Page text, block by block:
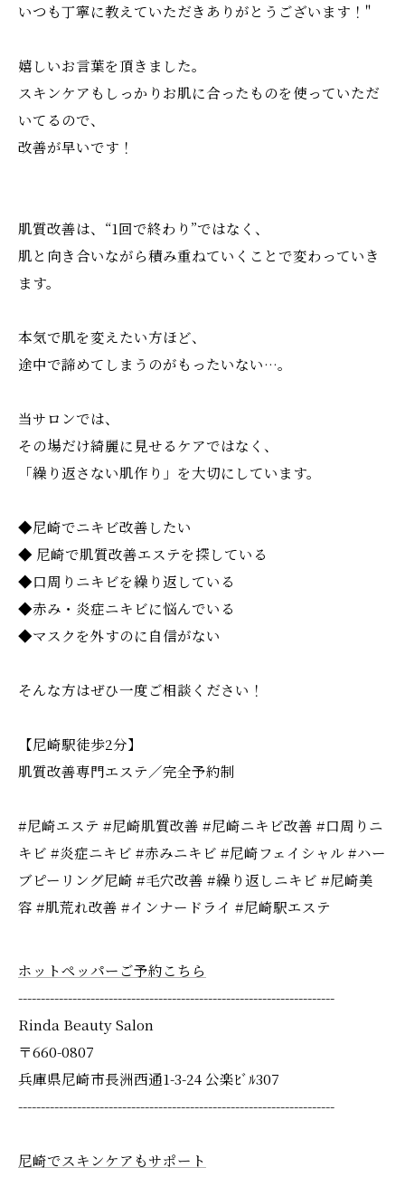
いつも丁寧に教えていただきありがとうございます！"
嬉しいお言葉を頂きました。
スキンケアもしっかりお肌に合ったものを使っていただ
いてるので、
改善が早いです！
肌質改善は、“1回で終わり”ではなく、
肌と向き合いながら積み重ねていくことで変わっていき
ます。
本気で肌を変えたい方ほど、
途中で諦めてしまうのがもったいない…。
当サロンでは、
その場だけ綺麗に見せるケアではなく、
「繰り返さない肌作り」を大切にしています。
◆尼崎でニキビ改善したい
◆ 尼崎で肌質改善エステを探している
◆口周りニキビを繰り返している
◆赤み・炎症ニキビに悩んでいる
◆マスクを外すのに自信がない
そんな方はぜひ一度ご相談ください！
【尼崎駅徒歩2分】
肌質改善専門エステ／完全予約制
#尼崎エステ #尼崎肌質改善 #尼崎ニキビ改善 #口周りニ
キビ #炎症ニキビ #赤みニキビ #尼崎フェイシャル #ハー
ブピーリング尼崎 #毛穴改善 #繰り返しニキビ #尼崎美
容 #肌荒れ改善 #インナードライ #尼崎駅エステ
ホットペッパーご予約こちら
----------------------------------------------------------------------
Rinda Beauty Salon
〒660-0807
兵庫県尼崎市長洲西通1-3-24 公楽ﾋﾞﾙ307
----------------------------------------------------------------------
尼崎でスキンケアもサポート